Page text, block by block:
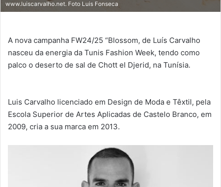
www.luiscarvalho.net. Foto Luis Fonseca
A nova campanha FW24/25 “Blossom, de Luís Carvalho
nasceu da energia da Tunis Fashion Week, tendo como
palco o deserto de sal de Chott el Djerid, na Tunísia.
Luis Carvalho licenciado em Design de Moda e Têxtil, pela
Escola Superior de Artes Aplicadas de Castelo Branco, em
2009, cria a sua marca em 2013.